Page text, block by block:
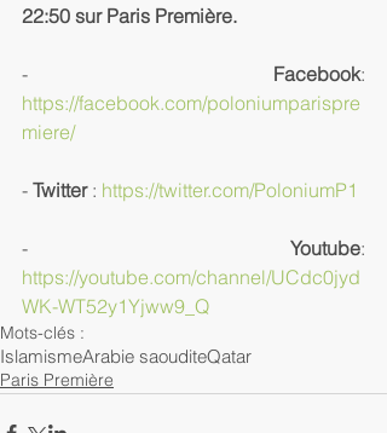
22:50 sur Paris Première.
- Facebook
https://facebook.com/poloniumparispre
miere/
- Twitter : https://twitter.com/PoloniumP1
- Youtube
https://youtube.com/channel/UCdc0jyd
WK-WT52y1Yjww9_Q
Mots-clés :
IslamismeArabie saouditeQatar
Paris Première